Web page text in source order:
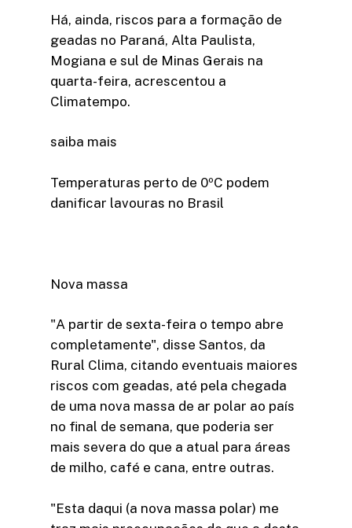
Há, ainda, riscos para a formação de
geadas no Paraná, Alta Paulista,
Mogiana e sul de Minas Gerais na
quarta-feira, acrescentou a
Climatempo.
saiba mais
Temperaturas perto de 0ºC podem
danificar lavouras no Brasil
Nova massa
"A partir de sexta-feira o tempo abre
completamente", disse Santos, da
Rural Clima, citando eventuais maiores
riscos com geadas, até pela chegada
de uma nova massa de ar polar ao país
no final de semana, que poderia ser
mais severa do que a atual para áreas
de milho, café e cana, entre outras.
"Esta daqui (a nova massa polar) me